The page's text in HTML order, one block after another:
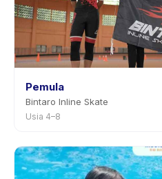
Pemula
Bintaro Inline Skate
Usia 4–8